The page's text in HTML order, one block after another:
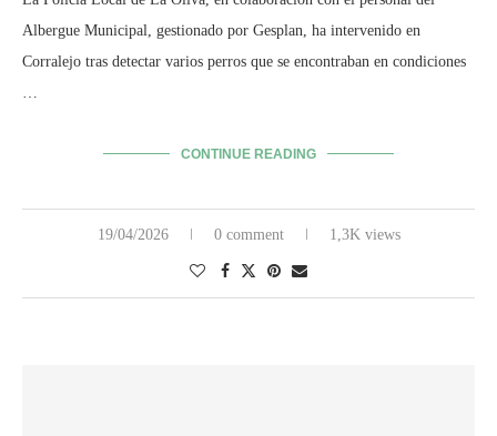
Albergue Municipal, gestionado por Gesplan, ha intervenido en
Corralejo tras detectar varios perros que se encontraban en condiciones
…
CONTINUE READING
19/04/2026 0 comment 1,3K views